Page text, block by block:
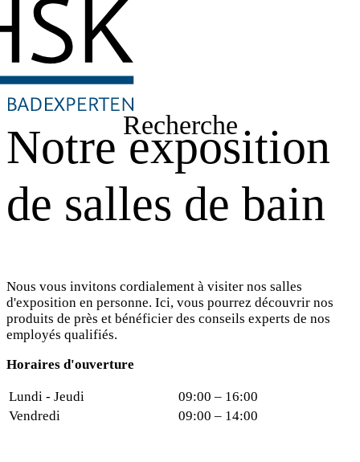
Recherche
Notre exposition
de salles de bain
Nous vous invitons cordialement à visiter nos salles
d'exposition en personne. Ici, vous pourrez découvrir nos
produits de près et bénéficier des conseils experts de nos
employés qualifiés.
Horaires d'ouverture
Lundi - Jeudi
09:00 – 16:00
Vendredi
09:00 – 14:00